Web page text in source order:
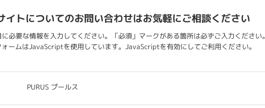
イトについてのお問い合わせはお気軽にご相談ください
必要な情報を入力してください。「必須」マークがある箇所は必ずご入力ください。
ォームはJavaScriptを使用しています。JavaScriptを有効にしてご利用ください。
PURUS プールス